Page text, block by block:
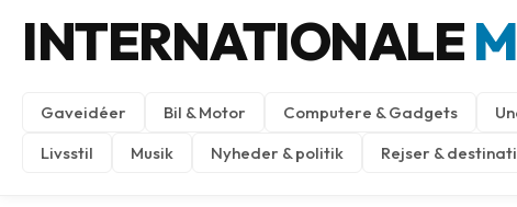
INTERNATIONALE
Gaveidéer Bil & Motor Computere & Gadgets
Livsstil
Musik Nyheder & politik Rejser &